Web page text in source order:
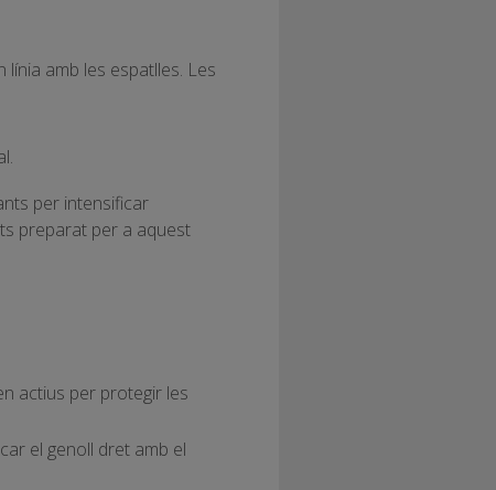
amb les espatlles. Les
per intensificar
preparat per a aquest
actius per protegir les
el genoll dret amb el